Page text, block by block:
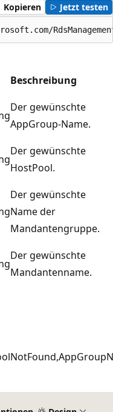
Kopieren Jetzt testen
Beschreibung
Der gewünschte
AppGroup-Name.
Der gewünschte
HostPool.
Der gewünschte
Name der
Mandantengruppe.
Der gewünschte
Mandantenname.